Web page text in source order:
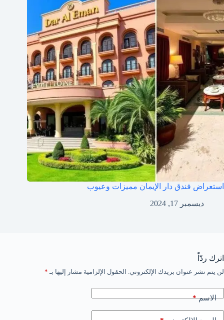
استعراض فندق دار الإيمان مميزات وعيوب
ديسمبر 17, 2024
اترك ردّاً
لن يتم نشر عنوان بريدك الإلكتروني. الحقول الإلزامية مشار إليها بـ *
الاسم*